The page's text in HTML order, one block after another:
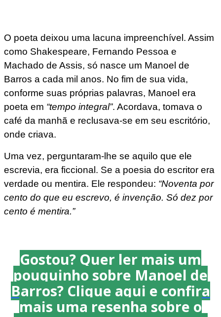
O poeta deixou uma lacuna impreenchível. Assim
como Shakespeare, Fernando Pessoa e
Machado de Assis, só nasce um Manoel de
Barros a cada mil anos. No fim de sua vida,
conforme suas próprias palavras, Manoel era
poeta em “tempo integral”. Acordava, tomava o
café da manhã e reclusava-se em seu escritório,
onde criava.
Uma vez, perguntaram-lhe se aquilo que ele
escrevia, era ficcional. Se a poesia do escritor era
verdade ou mentira. Ele respondeu: “Noventa por
cento do que eu escrevo, é invenção. Só dez por
cento é mentira.”
Gostou? Quer ler mais um
pouquinho sobre Manoel de
Barros? Clique aqui e confira
mais uma resenha sobre o